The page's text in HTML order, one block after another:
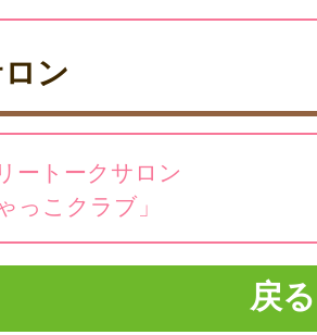
ン
ートークサロン
っこクラブ」
戻る